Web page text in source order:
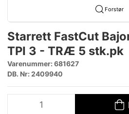
Forstør
Starrett FastCut
TPI 3 - TRÆ 5 stk.pk
Varenummer:681627
DB. Nr: 2409940